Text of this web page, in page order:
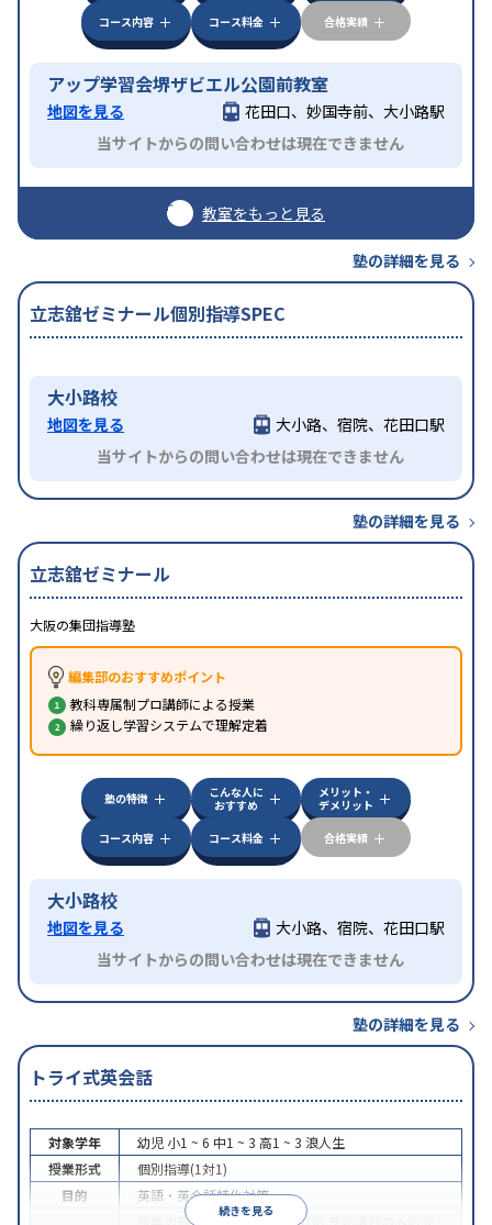
コース内容
コース料金 合格実績
アップ学習会堺ザビエル公園前教室
地図を見る
花田口、妙国寺前、大小路駅
当サイトからの問い合わせは現在できません
教室をもっと見る
塾の詳細を見る
立志舘ゼミナール個別指導SPEC
大小路校
地図を見る
大小路、宿院、花田口駅
当サイトからの問い合わせは現在できません
塾の詳細を見る
立志舘ゼミナール
大阪の集団指導塾
編集部のおすすめポイント
教科専属制プロ講師による授業
繰り返し学習システムで理解定着
塾の特徴
こんな人に
おすすめ
メリット・
デメリット
コース内容
コース料金 合格実績
大小路校
地図を見る
大小路、宿院、花田口駅
当サイトからの問い合わせは現在できません
塾の詳細を見る
トライ式英会話
続きを見る
対象学年 幼児 小1 ~ 6 中1 ~ 3 高1 ~ 3 浪人生
授業形式
個別指導(1対1)
目的
英語・英会話特化対策
授業の振替可能オンライン対応